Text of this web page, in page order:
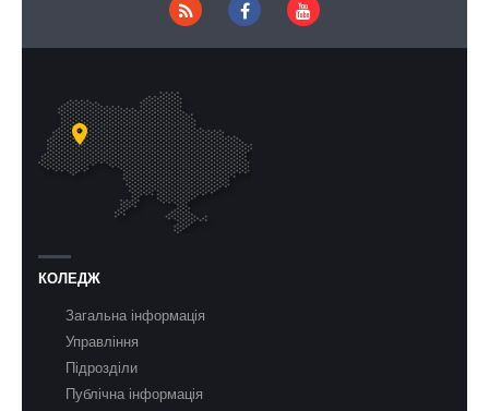
КОЛЕДЖ
Загальна інформація
Управління
Підрозділи
Публічна інформація